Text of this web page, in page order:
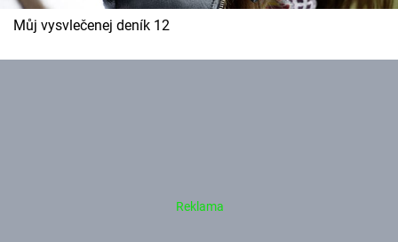
Můj vysvlečenej deník 12